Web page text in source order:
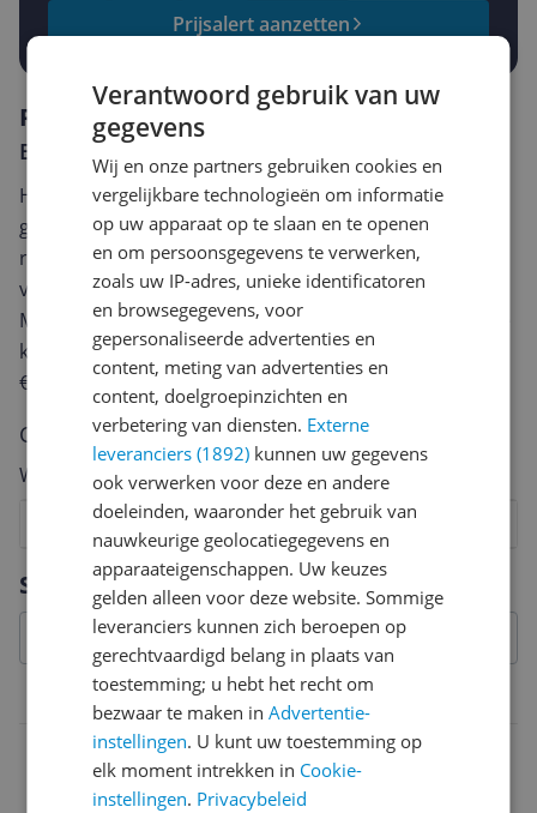
Prijsalert aanzetten
Specificaties
Belangrijkste kenmerken
3296580429486
Reviews
Er zijn nog geen reviews geschreven
Heb jij dit product in bezit en wil je graag je mening
geven? Start dan hieronder met het schrijven van je
review. Afhankelijk van de details duurt het schrijven
van een review gemiddeld tussen de 3 en 10 minuten.
Met jouw mening help je andere bezoekers een betere
keuze te maken én maak je iedere maand kans op
€250,-!
Klik hier voor de actievoorwaarden.
Cijfer
Welk cijfer geef jij dit product?
8
7
6
5
4
3
2
Vraag 1 van 4
Verantwoord gebruik van uw
gegevens
Wij en onze partners gebruiken cookies en
vergelijkbare technologieën om informatie
op uw apparaat op te slaan en te openen
en om persoonsgegevens te verwerken,
zoals uw IP-adres, unieke identificatoren
en browsegegevens, voor
gepersonaliseerde advertenties en
content, meting van advertenties en
content, doelgroepinzichten en
verbetering van diensten. Externe
leveranciers (1892) kunnen uw gegevens
ook verwerken voor deze en andere
doeleinden, waaronder het gebruik van
nauwkeurige geolocatiegegevens en
apparaateigenschappen. Uw keuzes
gelden alleen voor deze website. Sommige
leveranciers kunnen zich beroepen op
gerechtvaardigd belang in plaats van
toestemming; u hebt het recht om
bezwaar te maken inAdvertentie-
instellingen. U kunt uw toestemming op
elk moment intrekken in Cookie-
instellingen. Privacybeleid